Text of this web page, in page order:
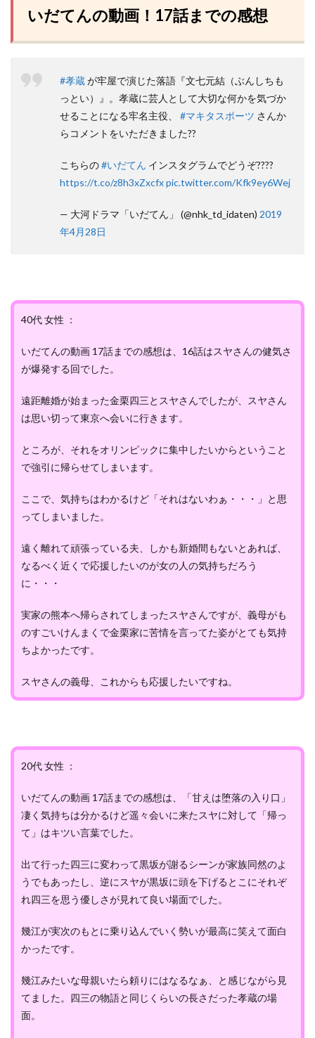
いだてんの動画！17話までの感想
#孝蔵が牢屋で演じた落語『文七元結（ぶんしちも
っとい）』。孝蔵に芸人として大切な何かを気づか
せることになる牢名主役、 #マキタスポーツ さんか
らコメントをいただきました??
こちらの#いだてん インスタグラムでどうぞ????
https://t.co/z8h3xZxcfxpic.twitter.com/Kfk9ey6Wej
— 大河ドラマ「いだてん」 (@nhk_td_idaten) 2019
年4月28日
40代 女性 ：
いだてんの動画 17話までの感想は、16話はスヤさんの健気さ
が爆発する回でした。
遠距離婚が始まった金栗四三とスヤさんでしたが、スヤさん
は思い切って東京へ会いに行きます。
ところが、それをオリンピックに集中したいからということ
で強引に帰らせてしまいます。
ここで、気持ちはわかるけど「それはないわぁ・・・」と思
ってしまいました。
遠く離れて頑張っている夫、しかも新婚間もないとあれば、
なるべく近くで応援したいのが女の人の気持ちだろう
に・・・
実家の熊本へ帰らされてしまったスヤさんですが、義母がも
のすごいけんまくで金栗家に苦情を言ってた姿がとても気持
ちよかったです。
スヤさんの義母、これからも応援したいですね。
20代 女性 ：
いだてんの動画 17話までの感想は、「甘えは堕落の入り口」
凄く気持ちは分かるけど遥々会いに来たスヤに対して「帰っ
て」はキツい言葉でした。
出て行った四三に変わって黒坂が謝るシーンが家族同然のよ
うでもあったし、逆にスヤが黒坂に頭を下げるとこにそれぞ
れ四三を思う優しさが見れて良い場面でした。
幾江が実次のもとに乗り込んでいく勢いが最高に笑えて面白
かったです。
幾江みたいな母親いたら頼りにはなるなぁ、と感じながら見
てました。四三の物語と同じくらいの長さだった孝蔵の場
面。